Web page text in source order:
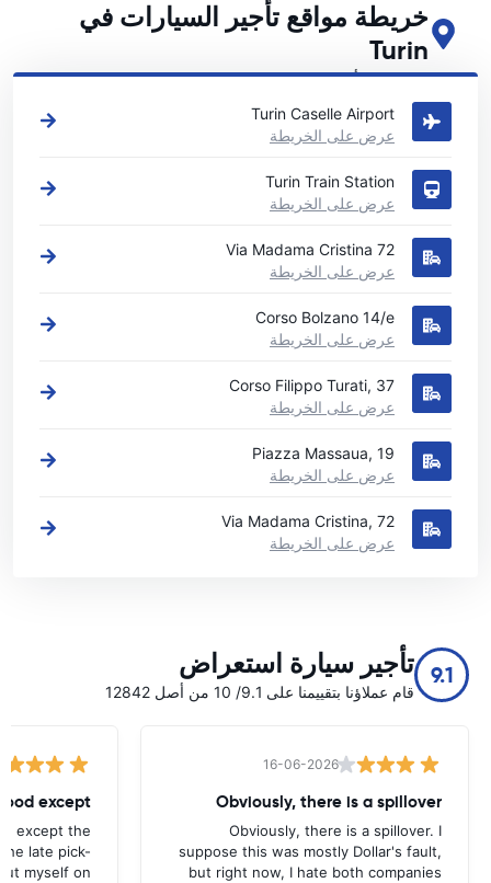
خريطة مواقع تأجير السيارات في
Turin
اطلع على مواقع تأجير السيارات الرئيسية لدينا في Turin
Turin Caselle Airport
عرض على الخريطة
Turin Train Station
عرض على الخريطة
72 Via Madama Cristina
عرض على الخريطة
Corso Bolzano 14/e
عرض على الخريطة
Corso Filippo Turati, 37
عرض على الخريطة
Piazza Massaua, 19
عرض على الخريطة
Via Madama Cristina, 72
عرض على الخريطة
9.1 تأجير سيارة استعراض
قام عملاؤنا بتقييمنا على 9.1/ 10 من أصل 12842
16-06-2026
Obviously, there is a spillover
Obviously, there is a spillover. I
suppose this was mostly Dollar's fault,
but right now, I hate both companies
except
except the
late pick-
myself on